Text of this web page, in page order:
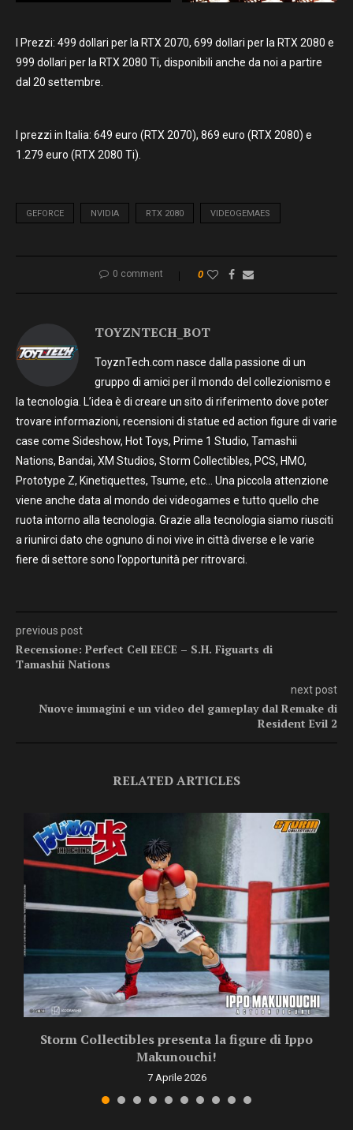
I Prezzi: 499 dollari per la RTX 2070, 699 dollari per la RTX 2080 e
999 dollari per la RTX 2080 Ti, disponibili anche da noi a partire
dal 20 settembre.
I prezzi in Italia: 649 euro (RTX 2070), 869 euro (RTX 2080) e
1.279 euro (RTX 2080 Ti).
GEFORCE NVIDIA RTX 2080 VIDEOGEMAES
0 comment 0
TOYZNTECH_BOT
ToyznTech.com nasce dalla passione di un
gruppo di amici per il mondo del collezionismo e
la tecnologia. L’idea è di creare un sito di riferimento dove poter
trovare informazioni, recensioni di statue ed action figure di varie
case come Sideshow, Hot Toys, Prime 1 Studio, Tamashii
Nations, Bandai, XM Studios, Storm Collectibles, PCS, HMO,
Prototype Z, Kinetiquettes, Tsume, etc… Una piccola attenzione
viene anche data al mondo dei videogames e tutto quello che
ruota intorno alla tecnologia. Grazie alla tecnologia siamo riusciti
a riunirci dato che ognuno di noi vive in città diverse e le varie
fiere di settore sono l’opportunità per ritrovarci.
previous post
Recensione: Perfect Cell EECE – S.H. Figuarts di
Tamashii Nations
next post
Nuove immagini e un video del gameplay dal Remake di
Resident Evil 2
RELATED ARTICLES
Storm Collectibles presenta la figure di Ippo
Makunouchi!
7 Aprile 2026